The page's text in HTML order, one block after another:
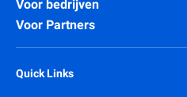
Voor bedrijven
Voor Partners
Quick Links